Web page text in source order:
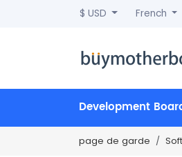
$ USD French
Development
page de garde